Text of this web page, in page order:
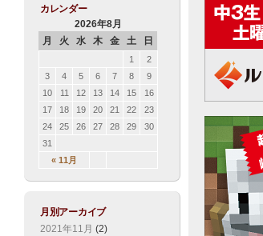
カレンダー
2026年8月
月
火 水 木 金 土 日
« 11月
1
2
3
4 5 6 7 8
9
10
11 12 13 14 15
16
17
18 19 20 21 22
23
24
25 26 27 28 29
30
31
月別アーカイブ
2021年11月 (2)